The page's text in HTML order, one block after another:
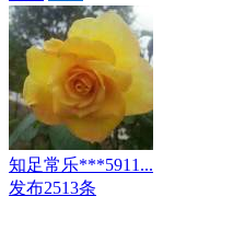
知足常乐***5911...
发布2513条